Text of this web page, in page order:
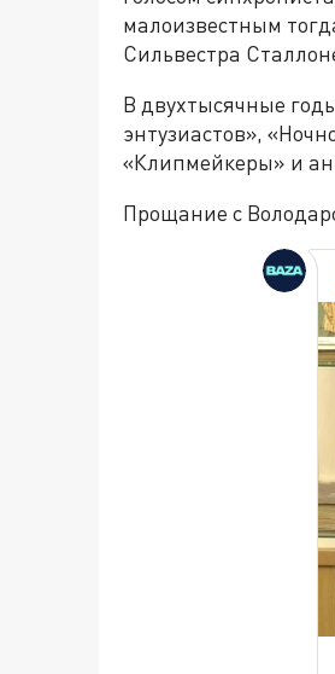
малоизвестным
Сильвестра
В двухтысячные
энтузиастов»,
«Клипмейкеры» и
Прощание с